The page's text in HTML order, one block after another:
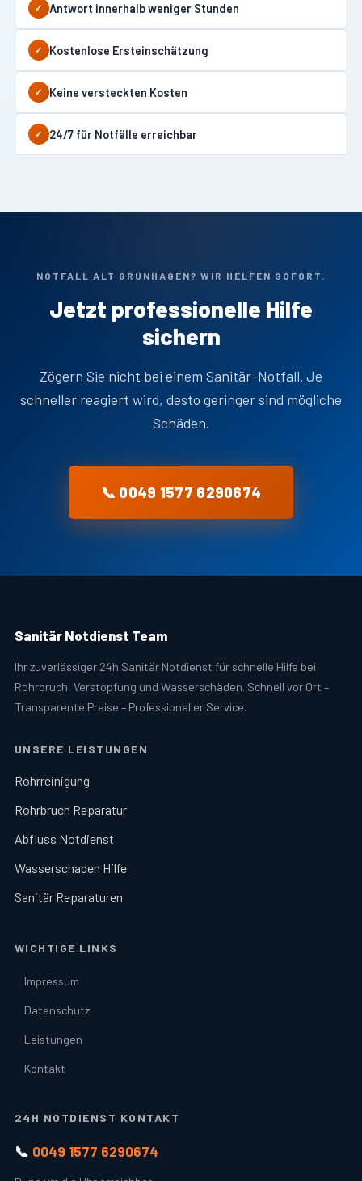
✓ Antwort innerhalb weniger Stunden
✓ Kostenlose Ersteinschätzung
✓ Keine versteckten Kosten
✓ 24/7 für Notfälle erreichbar
NOTFALL ALT GRÜNHAGEN? WIR HELFEN SOFORT.
Jetzt professionelle Hilfe
sichern
Zögern Sie nicht bei einem Sanitär-Notfall. Je
schneller reagiert wird, desto geringer sind mögliche
Schäden.
📞 0049 1577 6290674
Sanitär Notdienst Team
Ihr zuverlässiger 24h Sanitär Notdienst für schnelle Hilfe bei
Rohrbruch, Verstopfung und Wasserschäden. Schnell vor Ort –
Transparente Preise – Professioneller Service.
UNSERE LEISTUNGEN
Rohrreinigung
Rohrbruch Reparatur
Abfluss Notdienst
Wasserschaden Hilfe
Sanitär Reparaturen
WICHTIGE LINKS
Impressum
Datenschutz
Leistungen
Kontakt
24H NOTDIENST KONTAKT
📞 0049 1577 6290674